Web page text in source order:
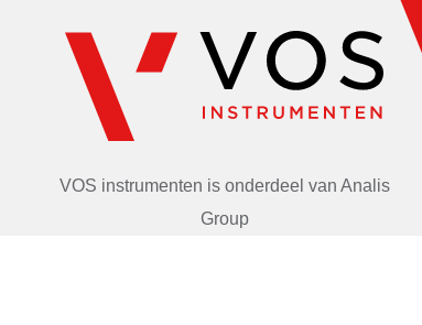
VOS instrumenten is onderdeel van Analis
Group